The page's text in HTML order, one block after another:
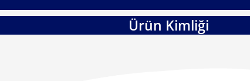
Ürün Kimliği